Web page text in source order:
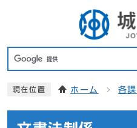
現在位置 ホーム 各